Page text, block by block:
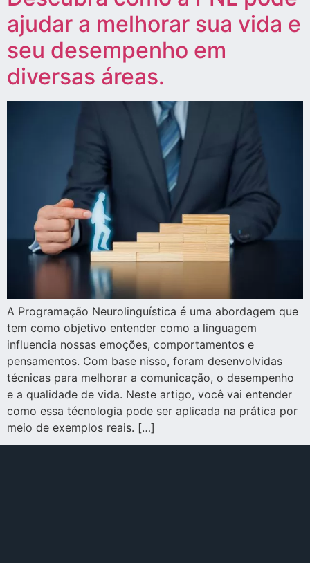
ajudar a melhorar sua vida e
seu desempenho em
diversas áreas.
A Programação Neurolinguística é uma abordagem que
tem como objetivo entender como a linguagem
influencia nossas emoções, comportamentos e
pensamentos. Com base nisso, foram desenvolvidas
técnicas para melhorar a comunicação, o desempenho
e a qualidade de vida. Neste artigo, você vai entender
como essa técnologia pode ser aplicada na prática por
meio de exemplos reais. […]